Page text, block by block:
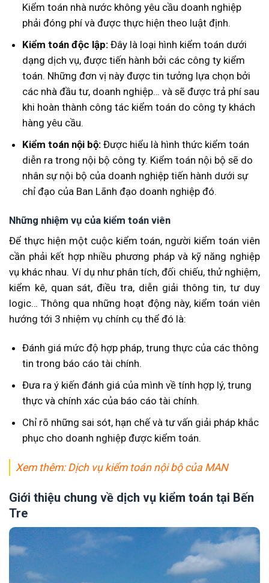
Kiểm toán nhà nước không yêu cầu doanh nghiệp
phải đóng phí và được thực hiện theo luật định.
Kiểm toán độc lập:Đây là loại hình kiểm toán dưới
dạng dịch vụ, được tiến hành bởi các công ty kiểm
toán. Những đơn vị này được tin tưởng lựa chọn bởi
các nhà đầu tư, doanh nghiệp… và sẽ được trả phí sau
khi hoàn thành công tác kiểm toán do công ty khách
hàng yêu cầu.
Kiểm toán nội bộ:Được hiểu là hình thức kiểm toán
diễn ra trong nội bộ công ty. Kiểm toán nội bộ sẽ do
nhân sự nội bộ của doanh nghiệp tiến hành dưới sự
chỉ đạo của Ban Lãnh đạo doanh nghiệp đó.
Những nhiệm vụ của kiểm toán viên
Để thực hiện một cuộc kiểm toán, người kiểm toán viên
cần phải kết hợp nhiều phương pháp và kỹ năng nghiệp
vụ khác nhau. Ví dụ như phân tích, đối chiếu, thử nghiệm,
kiểm kê, quan sát, điều tra, diễn giải thông tin, tư duy
logic… Thông qua những hoạt động này, kiểm toán viên
hướng tới 3 nhiệm vụ chính cụ thể đó là:
Đánh giá mức độ hợp pháp, trung thực của các thông
tin trong báo cáo tài chính.
Đưa ra ý kiến đánh giá của mình về tính hợp lý, trung
thực và chính xác của báo cáo tài chính.
Chỉ rõ những sai sót, hạn chế và tư vấn giải pháp khắc
phục cho doanh nghiệp được kiểm toán.
Xem thêm:Dịch vụ kiểm toán nội bộ của MAN
Giới thiệu chung về dịch vụ kiểm toán tại Bến
Tre